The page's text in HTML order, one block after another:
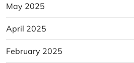
May 2025
April 2025
February 2025